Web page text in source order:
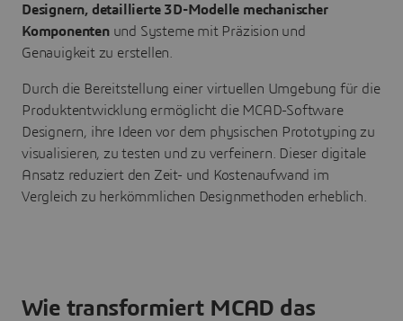
Designern, detaillierte 3D-Modelle mechanischer
Komponentenund Systeme mit Präzision und
Genauigkeit zu erstellen.
Durch die Bereitstellung einer virtuellen Umgebung für die
Produktentwicklung ermöglicht die MCAD-Software
Designern, ihre Ideen vor dem physischen Prototyping zu
visualisieren, zu testen und zu verfeinern. Dieser digitale
Ansatz reduziert den Zeit- und Kostenaufwand im
Vergleich zu herkömmlichen Designmethoden erheblich.
Wie transformiert MCAD das